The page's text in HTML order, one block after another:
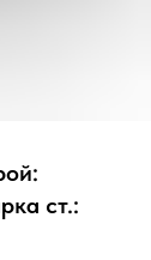
ст.: